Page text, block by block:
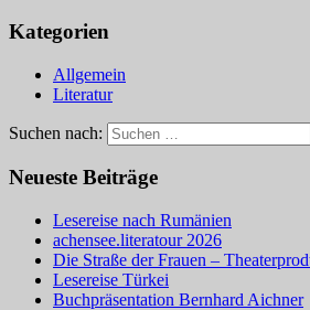
Kategorien
Allgemein
Literatur
Suchen nach:
Neueste Beiträge
Lesereise nach Rumänien
achensee.literatour 2026
Die Straße der Frauen –
Lesereise Türkei
Buchpräsentation Bernhard Aichner